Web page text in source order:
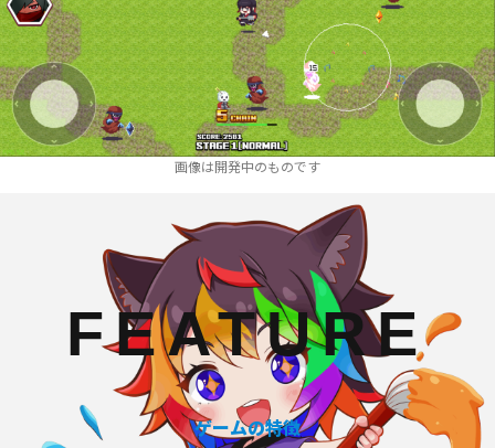
画像は開発中のものです
FEATURE
ゲームの特徴